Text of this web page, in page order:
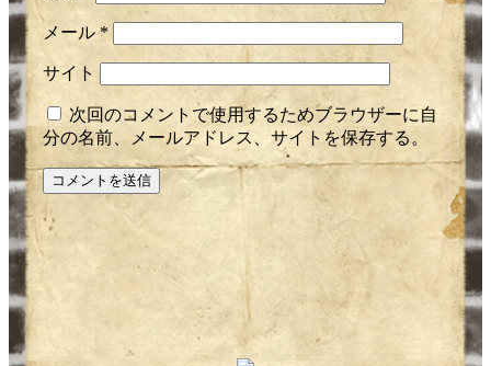
メール *
サイト
次回のコメントで使用するためブラウザーに自
分の名前、メールアドレス、サイトを保存する。